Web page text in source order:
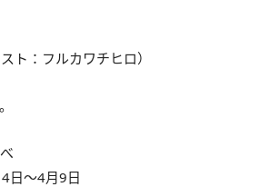
ト：フルカワチヒロ）
日～4月9日